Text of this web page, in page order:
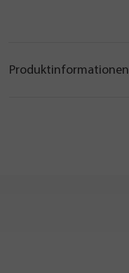
Produktinformationen